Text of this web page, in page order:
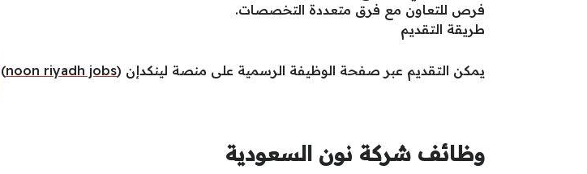
فرص للتعاون مع فرق متعددة التخصصات.
طريقة التقديم
يمكن التقديم عبر صفحة الوظيفة الرسمية على منصة لينكدإن (noon riyadh jobs
)
وظائف شركة نون السعودية